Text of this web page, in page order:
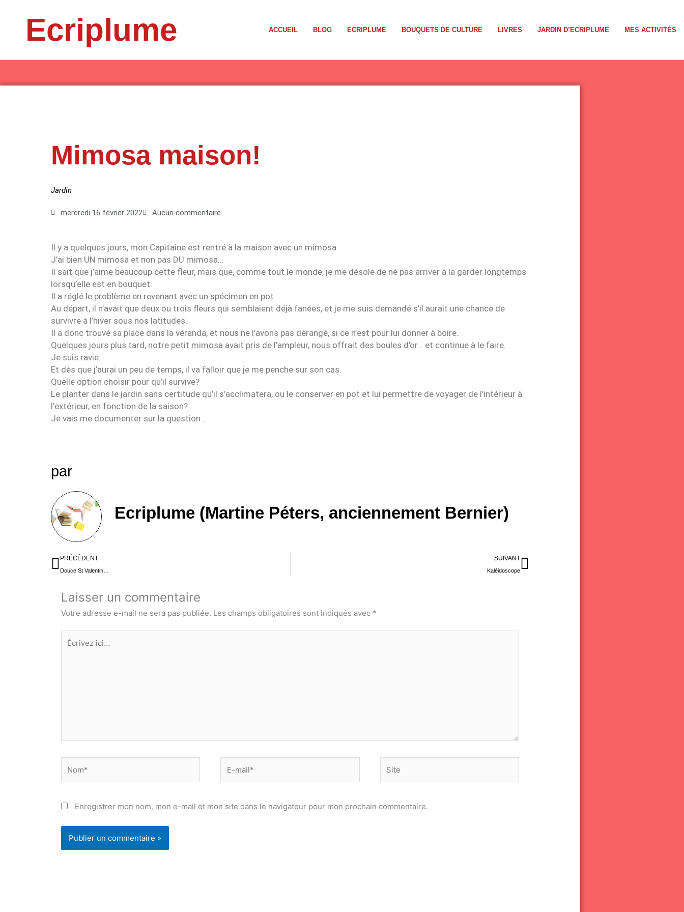
Ecriplume ACCUEIL BLOG ECRIPLUME BOUQUETS DE CULTURE LIVRES JARDIN D’ECRIPLUME MES ACTIVITÉS
Mimosa maison!
Jardin
mercredi 16 février 2022 Aucun commentaire
Il y a quelques jours, mon Capitaine est rentré à la maison avec un mimosa.
J’ai bien UN mimosa et non pas DU mimosa…
Il sait que j’aime beaucoup cette fleur, mais que, comme tout le monde, je me désole de ne pas arriver à la garder longtemps
lorsqu’elle est en bouquet.
Il a réglé le problème en revenant avec un spécimen en pot.
Au départ, il n’avait que deux ou trois fleurs qui semblaient déjà fanées, et je me suis demandé s’il aurait une chance de
survivre à l’hiver sous nos latitudes.
Il a donc trouvé sa place dans la véranda, et nous ne l’avons pas dérangé, si ce n’est pour lui donner à boire.
Quelques jours plus tard, notre petit mimosa avait pris de l’ampleur, nous offrait des boules d’or… et continue à le faire.
Je suis ravie…
Et dès que j’aurai un peu de temps, il va falloir que je me penche sur son cas.
Quelle option choisir pour qu’il survive?
Le planter dans le jardin sans certitude qu’il s’acclimatera, ou le conserver en pot et lui permettre de voyager de l’intérieur à
l’extérieur, en fonction de la saison?
Je vais me documenter sur la question…
par
Ecriplume (Martine Péters, anciennement Bernier)
Précédent
PRÉCÉDENT
Douce St Valentin…
SUIVANT
Kaléidoscope
Suivant
Laisser un commentaire
Votre adresse e-mail ne sera pas publiée. Les champs obligatoires sont indiqués avec *
Écrivez
ici…
mail*
Enregistrer mon nom, mon e-mail et mon site dans le navigateur pour mon prochain commentaire.